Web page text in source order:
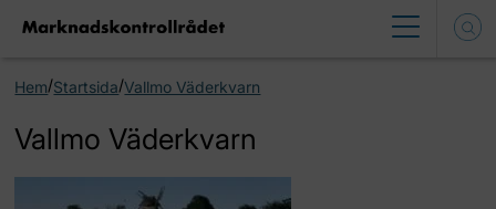
Hem/Startsida/Vallmo Väderkvarn
Vallmo Väderkvarn